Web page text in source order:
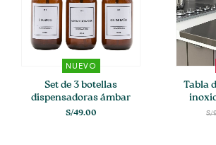
NUEVO
Set de 3 botellas
dispensadoras ámbar
para baño
S/49.00
Tabla
S/